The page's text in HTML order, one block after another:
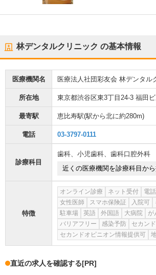
林デンタルクリニック の基本情報
医療機関名 医療法人社団彩友会 林デンタル
所在地 東京都渋谷区東3丁目24-3 福田
最寄駅 恵比寿駅(駅から北に約280m)
電話 03-3797-0111
診療科目
歯科、 小児歯科、 歯科口腔外科
近くの医療機関を診療科目か
特徴
オンライン診療 ネット受付 電
女性医師
スマホ保険証 入院可
駐車場
英語 外国語 大病院 が
バリアフリー
感染予防
セカン
セカンドオピニオン情報提供可
直近の求人を確認する[PR]